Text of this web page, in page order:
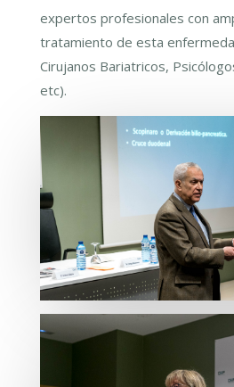
expertos profesionales con
tratamiento de esta
Cirujanos Bariatricos,
etc).